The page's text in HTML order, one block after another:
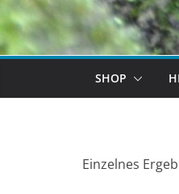
SHOP
Einzelnes